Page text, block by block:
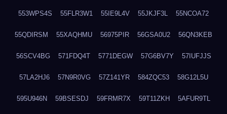
553WPS4S 55FLR3W1 55IE9L4V 55JKJF3L 55NCOA72
55QDIRSM 55XAQHMU 56975PIR 56GSA0U2 56QN3KEB
56SCV4BG 571FDQ4T 5771DEGW 57G6BV7Y 57IUFJJS
57LA2HJ6 57N9R0VG 57Z141YR 584ZQC53 58G12L5U
595U946N 59BSESDJ 59FRMR7X 59T11ZKH 5AFUR9TL